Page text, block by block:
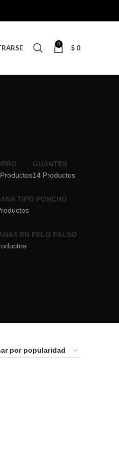
0 $ 0
GUANTES
14 Productos
TIPO PONCHO
EN PELO FALSO